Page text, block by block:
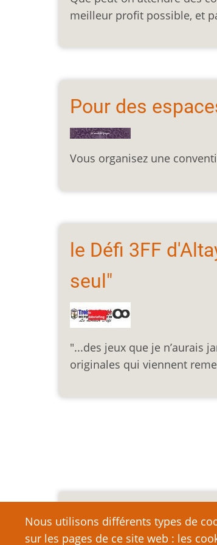
meilleur profit possible, et
Pour des
Vous organisez une
le Défi 3FF
seul"
"...des jeux que je n’aurais
originales qui viennent
Nous utilisons différents types de
sur les pages de ce site web : les
Mention légale
Nous vous encourageons à faire